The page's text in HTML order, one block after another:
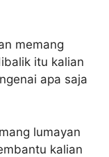
memang
itu kalian
apa saja
lumayan
kalian